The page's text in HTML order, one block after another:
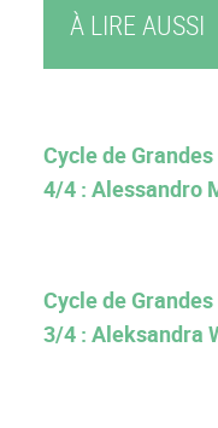
À LIRE AUSSI
Cycle de
4/4 : Alessandro
Cycle de
3/4 : Aleksandra